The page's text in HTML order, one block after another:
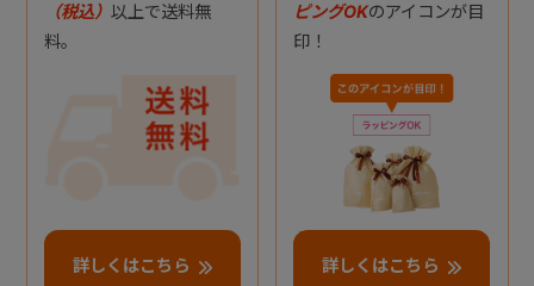
（税込） 以上で送料無
料。
詳しくはこちら
ピングOKのアイコンが目
印！
詳しくはこちら